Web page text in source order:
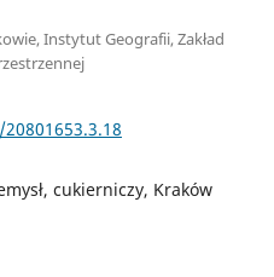
Instytut Geografii, Zakład
cukierniczy, Kraków